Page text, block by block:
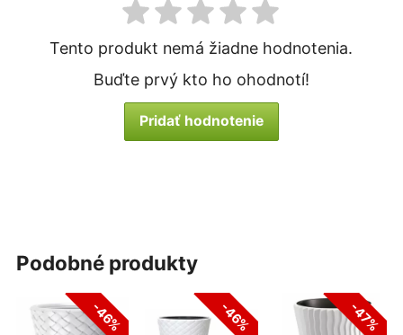
Tento produkt nemá žiadne hodnotenia.
Buďte prvý kto ho ohodnotí!
Pridať hodnotenie
podobné produkty
-46% -46% -47%